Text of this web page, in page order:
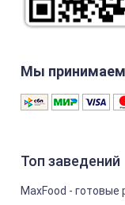
Мы принимаем
Топ заведений
MaxFood -